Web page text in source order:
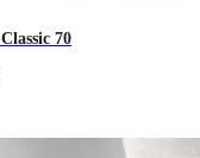
Classic 70